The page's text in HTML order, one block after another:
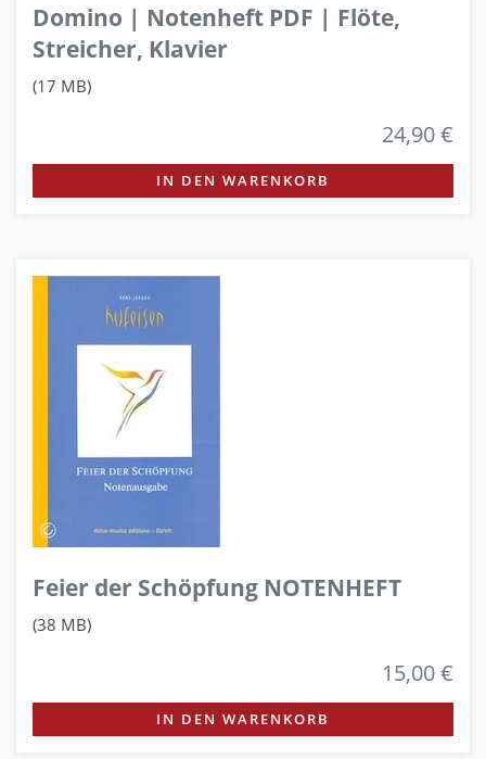
Domino | Notenheft PDF | Flöte,
Streicher, Klavier
(17 MB)
24,90 €
IN DEN WARENKORB
Feier der Schöpfung NOTENHEFT
(38 MB)
15,00 €
IN DEN WARENKORB